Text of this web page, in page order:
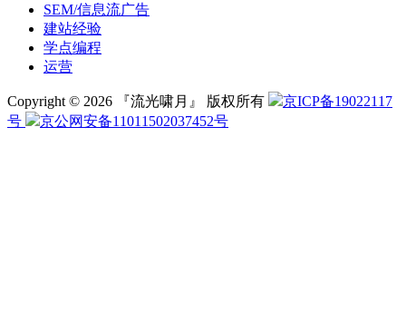
SEM/信息流广告
建站经验
学点编程
运营
Copyright © 2026 『流光啸月』 版权所有
京ICP备19022117
号
京公网安备11011502037452号